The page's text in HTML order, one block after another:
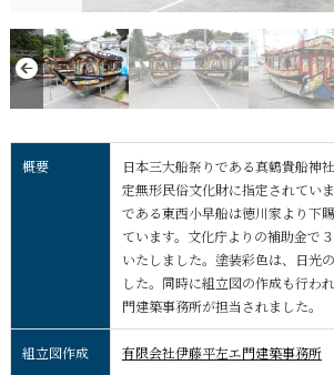
概要
日本三大船祭りである真鶴貴船神
定無形民俗文化財に指定されてい
である東西小早船は徳川家より下
ています。文化庁よりの補助金で
いたしました。塗装彩色は、日光
した。同時に組立図の作成も行わ
門建築事務所が担当されました。
組立図作成 有限会社伊藤平左エ門建築事務所